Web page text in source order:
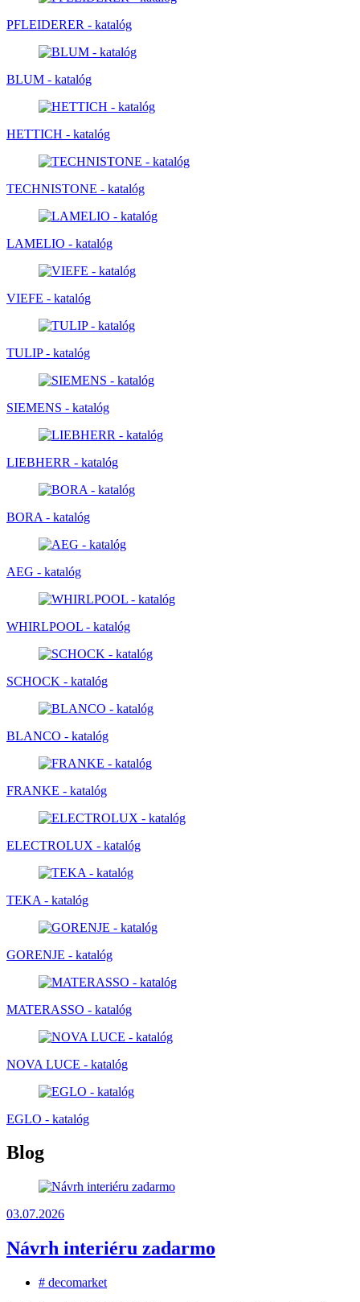
PFLEIDERER - katalóg
BLUM - katalóg
HETTICH - katalóg
TECHNISTONE - katalóg
LAMELIO - katalóg
VIEFE - katalóg
TULIP - katalóg
SIEMENS - katalóg
LIEBHERR - katalóg
BORA - katalóg
AEG - katalóg
WHIRLPOOL - katalóg
SCHOCK - katalóg
BLANCO - katalóg
FRANKE - katalóg
ELECTROLUX - katalóg
TEKA - katalóg
GORENJE - katalóg
MATERASSO - katalóg
NOVA LUCE - katalóg
EGLO - katalóg
Blog
03.07.2026
Návrh interiéru zadarmo
# decomarket